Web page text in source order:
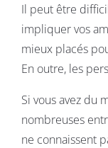
Il peut être
impliquer vos
mieux placés
En outre, les
Si vous avez du
nombreuses
ne connaissent